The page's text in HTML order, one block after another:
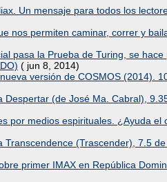
Un mensaje para todos los
nos permiten caminar, correr y
pasa la Prueba de Turing, se hace
( jun 8, 2014)
versión de COSMOS (2014).
Despertar (de José Ma. Cabral),
por medios espirituales. ¿Ayuda el
Transcendence (Trascender), 7.5
primer IMAX en República